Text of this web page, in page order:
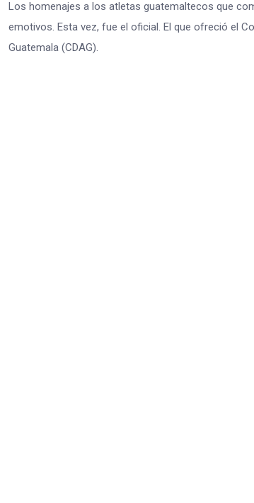
Los homenajes a los atletas guatemaltecos que
emotivos. Esta vez, fue el oficial. El que ofreció el
Guatemala (CDAG).